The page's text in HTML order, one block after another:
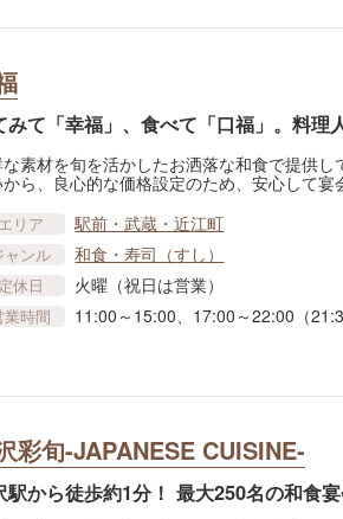
みて「幸福」、食べて「口福」。料理
な素材を旬を活かしたお洒落な和食で提供
ら、良心的な価格設定のため、安心して
エリア 駅前・武蔵・近江町
ャンル 和食・寿司（すし）
定休日 火曜（祝日は営業）
業時間 11:00～15:00、17:00～22:00（
彩旬-JAPANESE CUISINE-
駅から徒歩約1分！ 最大250名の和食宴